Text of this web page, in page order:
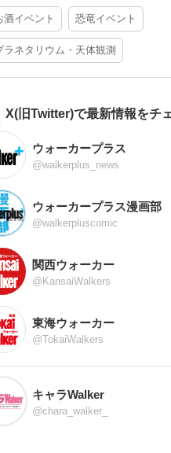
酒イベント 恐竜イベント
ラネタリウム・天体観測
X(旧Twitter)で最新情報をチ
ウォーカープラス
@walkerplus_news
ウォーカープラス漫画部
@walkerpluscomic
関西ウォーカー
@KansaiWalkers
東海ウォーカー
@TokaiWalkers
キャラWalker
@chara_walker_